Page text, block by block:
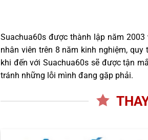
Suachua60s được thành lập năm 2003
nhân viên trên 8 năm kinh nghiệm,
khi đến với Suachua60s sẽ được tận
tránh những lỗi mình đang gặp phải.